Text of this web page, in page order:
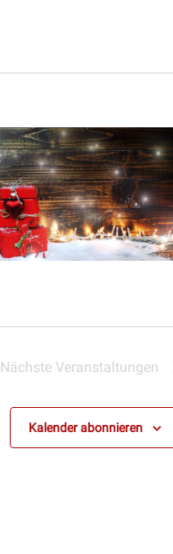
Nächste Veranstaltungen
Kalender abonnieren